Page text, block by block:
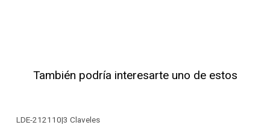
También podría interesarte uno de estos
LDE-212110|3 Claveles